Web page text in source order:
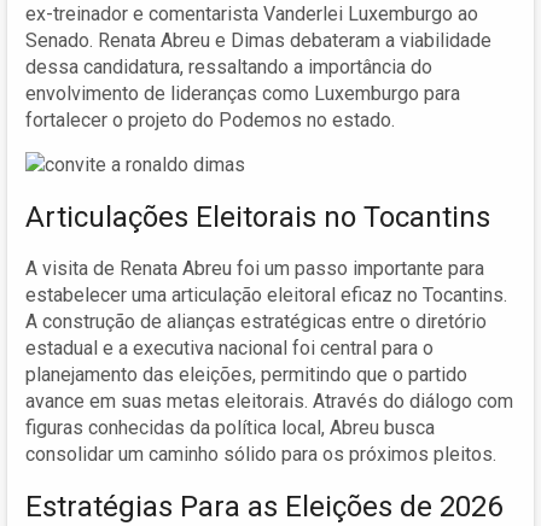
ex-treinador e comentarista Vanderlei Luxemburgo ao
Senado. Renata Abreu e Dimas debateram a viabilidade
dessa candidatura, ressaltando a importância do
envolvimento de lideranças como Luxemburgo para
fortalecer o projeto do Podemos no estado.
Articulações Eleitorais no Tocantins
A visita de Renata Abreu foi um passo importante para
estabelecer uma articulação eleitoral eficaz no Tocantins.
A construção de alianças estratégicas entre o diretório
estadual e a executiva nacional foi central para o
planejamento das eleições, permitindo que o partido
avance em suas metas eleitorais. Através do diálogo com
figuras conhecidas da política local, Abreu busca
consolidar um caminho sólido para os próximos pleitos.
Estratégias Para as Eleições de 2026